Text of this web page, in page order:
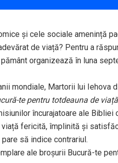
și cele sociale amenință
de viață? Pentru a
organizează în luna
mondiale, Martorii lui Iehova
te pentru totdeauna de
încurajatoare ale Bibliei
fericită, împlinită și
să indice contrariul.
ale broșurii Bucură-te